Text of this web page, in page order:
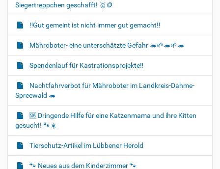
Siegertreppchen geschafft! 🥇🪙
‼️Gut gemeint ist nicht immer gut gemacht‼️
Mähroboter- eine unterschätzte Gefahr 🦔🌱🦔🌱🦔
Spendenlauf für Kastrationsprojekte‼️
Nachtfahrverbot für Mähroboter im Landkreis-Dahme-
Spreewald 🦔
🆘️ Dringende Hilfe für eine Katzenmama und ihre Kitten
gesucht! 🐾☀️
Tierschutz-Artikel im Lübbener Herold
🐾 Neues aus dem Kinderzimmer 🐾